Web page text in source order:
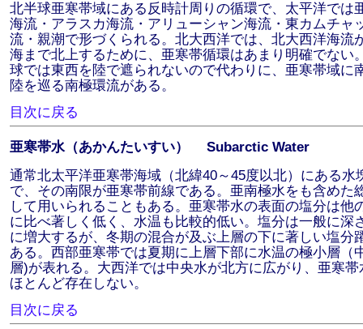
北半球亜寒帯域にある反時計周りの循環で、太平洋では
海流・アラスカ海流・アリューシャン海流・東カムチャ
流・親潮で形づくられる。北大西洋では、北大西洋海流
海まで北上するために、亜寒帯循環はあまり明確でない
球では東西を陸で遮られないので代わりに、亜寒帯域に
陸を巡る南極環流がある。
目次に戻る
亜寒帯水（あかんたいすい） Subarctic Water
通常北太平洋亜寒帯海域（北緯40～45度以北）にある水
で、その南限が亜寒帯前線である。亜南極水をも含めた
して用いられることもある。亜寒帯水の表面の塩分は他
に比べ著しく低く、水温も比較的低い。塩分は一般に深
に増大するが、冬期の混合が及ぶ上層の下に著しい塩分
ある。西部亜寒帯では夏期に上層下部に水温の極小層（
層)が表れる。大西洋では中央水が北方に広がり、亜寒帯
ほとんど存在しない。
目次に戻る